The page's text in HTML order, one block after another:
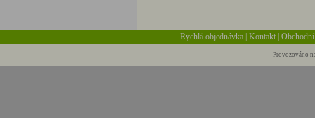
Rychlá objednávka |Kontakt |
Provozováno